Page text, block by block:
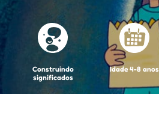
Construindo
significados
Idade 4-8 anos